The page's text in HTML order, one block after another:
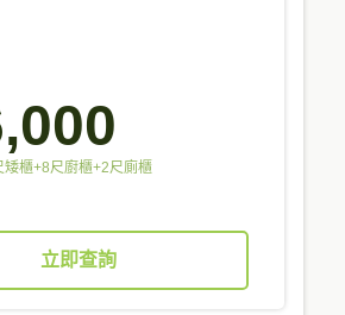
櫃+8尺廚櫃+2尺廁櫃
立即查詢